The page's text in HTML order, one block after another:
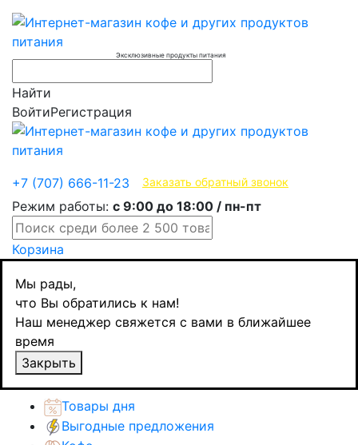
Эксклюзивные продукты питания
Найти
ВойтиРегистрация
+7 (707) 666-11-23 Заказать обратный звонок
Режим работы: с 9:00 до 18:00 / пн-пт
Корзина
Мы рады,
что Вы обратились к нам!
Наш менеджер свяжется с вами в ближайшее
время
Закрыть
Напитки
Газированные напитки
Cortese холодный чай Персик, BIO, 275 мл
Назадтоваров
Каталог товаров
Товары дня
Выгодные предложения